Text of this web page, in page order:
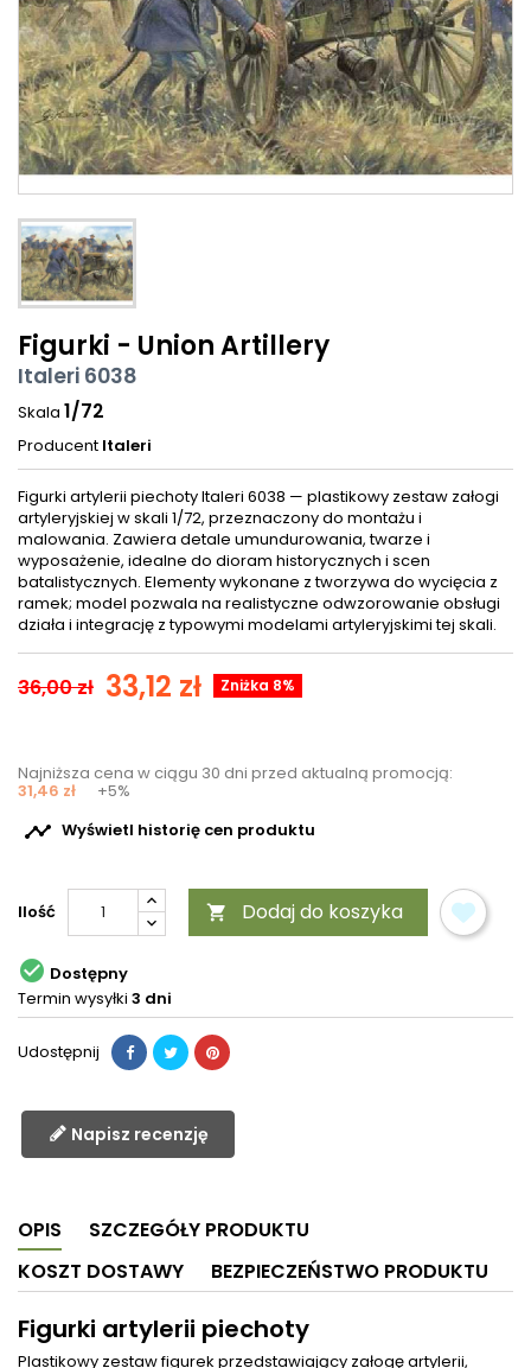
Figurki - Union Artillery
Italeri 6038
Skala 1/72
Producent Italeri
Figurki artylerii piechoty Italeri 6038 — plastikowy zestaw załogi
artyleryjskiej w skali 1/72, przeznaczony do montażu i
malowania. Zawiera detale umundurowania, twarze i
wyposażenie, idealne do dioram historycznych i scen
batalistycznych. Elementy wykonane z tworzywa do wycięcia z
ramek; model pozwala na realistyczne odwzorowanie obsługi
działa i integrację z typowymi modelami artyleryjskimi tej skali.
36,00 zł 33,12 zł Zniżka 8%
Najniższa cena w ciągu 30 dni przed aktualną promocją:
31,46 zł +5%
 Wyświetl historię cen produktu
Ilość  Dodaj do koszyka
 Dostępny
Termin wysyłki 3 dni
Udostępnij
Napisz recenzję
OPIS
SZCZEGÓŁY PRODUKTU
KOSZT DOSTAWY
BEZPIECZEŃSTWO PRODUKTU
Figurki artylerii piechoty
Plastikowy zestaw figurek przedstawiający załogę artylerii,